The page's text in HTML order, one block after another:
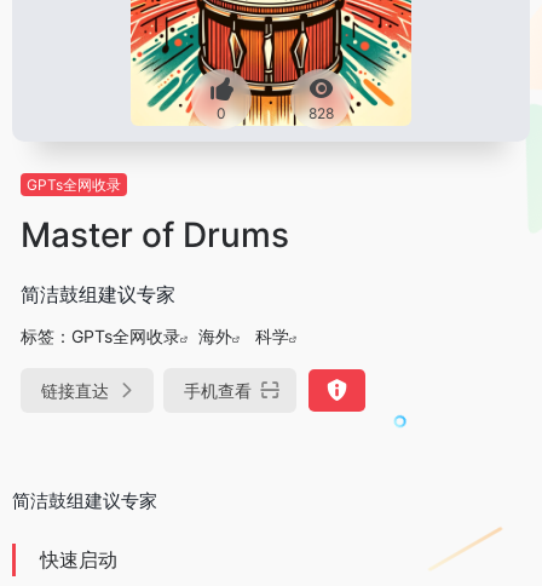
0 828
GPTs全网收录
Master of Drums
简洁鼓组建议专家
标签： GPTs全网收录 海外 科学
链接直达 手机查看
简洁鼓组建议专家
快速启动